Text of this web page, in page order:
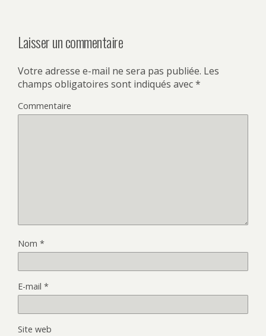
Laisser un commentaire
Votre adresse e-mail ne sera pas publiée. Les
champs obligatoires sont indiqués avec*
Commentaire
Nom *
E-mail *
Site web